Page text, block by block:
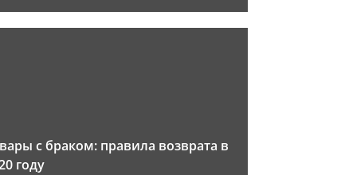
с браком: правила возврата в
году